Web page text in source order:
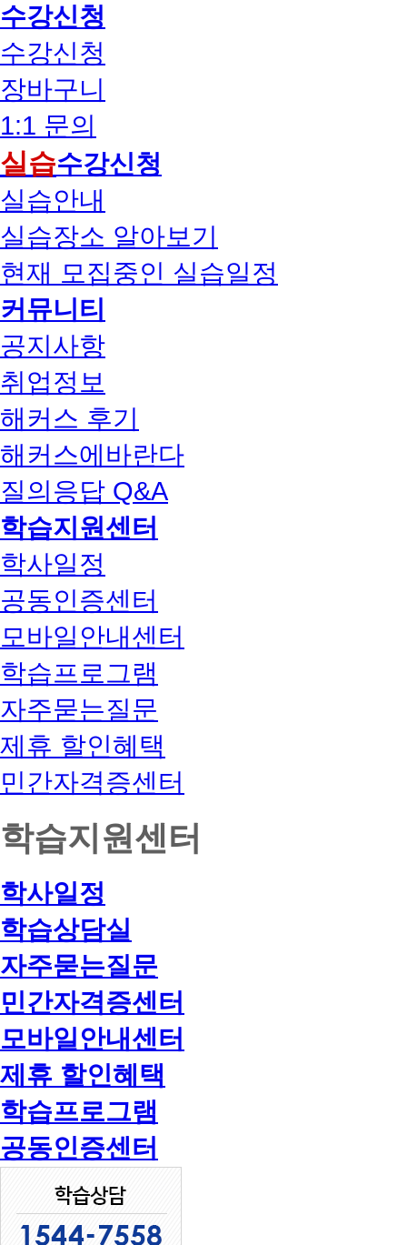
수강신청
수강신청
장바구니
1:1 문의
실습수강신청
실습안내
실습장소 알아보기
현재 모집중인 실습일정
커뮤니티
공지사항
취업정보
해커스 후기
해커스에바란다
질의응답 Q&A
학습지원센터
학사일정
공동인증센터
모바일안내센터
학습프로그램
자주묻는질문
제휴 할인혜택
민간자격증센터
학습지원센터
학사일정
학습상담실
자주묻는질문
민간자격증센터
모바일안내센터
제휴 할인혜택
학습프로그램
공동인증센터